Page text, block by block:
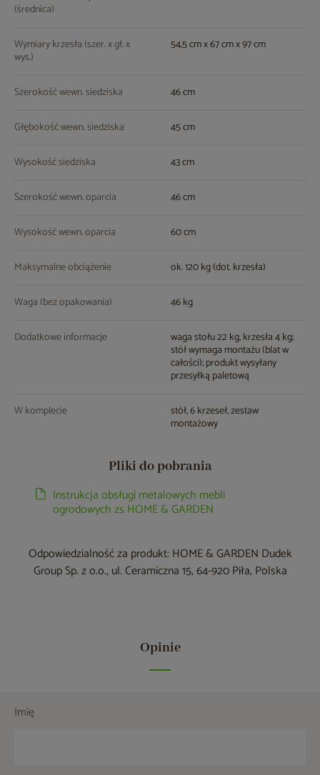
(średnica)
Wymiary krzesła (szer. x gł. x
wys.)
54,5 cm x 67 cm x 97 cm
Szerokość wewn. siedziska 46 cm
Głębokość wewn. siedziska 45 cm
Wysokość siedziska 43 cm
Szerokość wewn. oparcia 46 cm
Wysokość wewn. oparcia 60 cm
Maksymalne obciążenie ok. 120 kg (dot. krzesła)
Waga (bez opakowania) 46 kg
Dodatkowe informacje waga stołu 22 kg, krzesła 4 kg;
stół wymaga montażu (blat w
całości); produkt wysyłany
przesyłką paletową
W komplecie stół, 6 krzeseł, zestaw
montażowy
Pliki do pobrania
Instrukcja obsługi metalowych mebli
ogrodowych zs HOME & GARDEN
Odpowiedzialność za produkt: HOME & GARDEN Dudek
Group Sp. z o.o., ul. Ceramiczna 15, 64-920 Piła, Polska
Opinie
Imię